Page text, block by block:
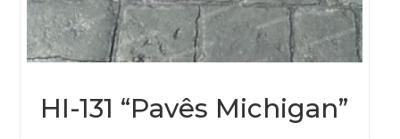
HI-131 “Pavês Michigan”